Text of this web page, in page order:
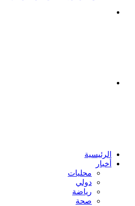
الرئيسية
أخبار
محليات
دولي
رياضة
صحة